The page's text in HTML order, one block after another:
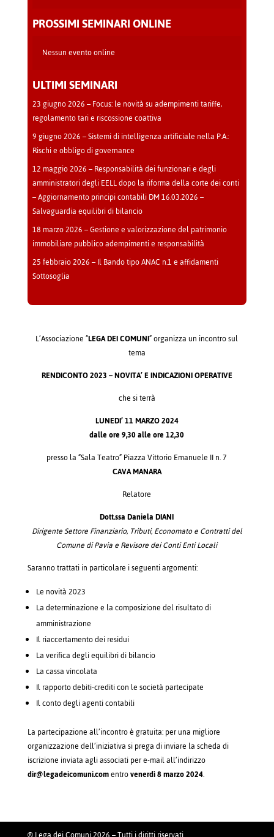
PROSSIMI SEMINARI ONLINE
Nessun evento online
ULTIMI SEMINARI
23 giugno 2026 – Focus: le novità su adempimenti tariffe,
regolamento tari e riscossione coattiva
9 giugno 2026 – Sistemi di intelligenza artificiale nella P.A.:
Rischi e obbligo di governance
12 maggio 2026 – Responsabilità dei funzionari e degli
amministratori degli EELL dopo la riforma della corte dei conti
– Aggiornamento principi contabili DM 16.03.2026 –
Salvaguardia equilibri di bilancio
18 marzo 2026 – Gestione e valorizzazione del patrimonio
immobiliare pubblico adempimenti e responsabilità
25 febbraio 2026 – Il Bando tipo ANAC n.1 e affidamenti
Sottosoglia
L’Associazione “LEGA DEI COMUNI” organizza un incontro sul
tema
RENDICONTO 2023 – NOVITA’ E INDICAZIONI OPERATIVE
che si terrà
LUNEDI’ 11 MARZO 2024
dalle ore 9,30 alle ore 12,30
presso la “Sala Teatro” Piazza Vittorio Emanuele II n. 7
CAVA MANARA
Relatore
Dott.ssa Daniela DIANI
Dirigente Settore Finanziario, Tributi, Economato e Contratti del
Comune di Pavia e Revisore dei Conti Enti Locali
Saranno trattati in particolare i seguenti argomenti:
Le novità 2023
La determinazione e la composizione del risultato di
amministrazione
Il riaccertamento dei residui
La verifica degli equilibri di bilancio
La cassa vincolata
Il rapporto debiti-crediti con le società partecipate
Il conto degli agenti contabili
La partecipazione all’incontro è gratuita: per una migliore
organizzazione dell’iniziativa si prega di inviare la scheda di
iscrizione inviata agli associati per e-mail all’indirizzo
dir@legadeicomuni.comentrovenerdì 8 marzo 2024.